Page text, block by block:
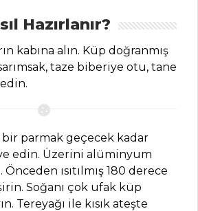
Hazırlanır?
kabına alın. Küp doğranmış
taze biberiye otu, tane
parmak geçecek kadar
edin. Üzerini alüminyum
ısıtılmış 180 derece
Soğanı çok ufak küp
Tereyağı ile kısık ateşte